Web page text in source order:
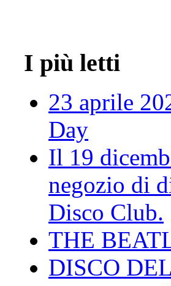
I più letti
23 aprile
Day
Il 19
negozio di
Disco Club.
THE
DISCO